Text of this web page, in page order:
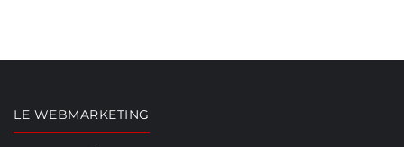
LE WEBMARKETING